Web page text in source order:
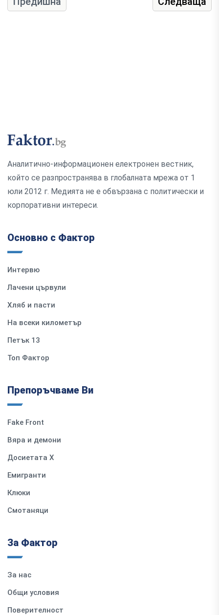
Аналитично-информационен електронен вестник,
който се разпространява в глобалната мрежа от 1
юли 2012 г. Медията не е обвързана с политически и
корпоративни интереси.
Основно с Фактор
Интервю
Лачени цървули
Хляб и пасти
На всеки километър
Петък 13
Топ Фактор
Препоръчваме Ви
Fake Front
Вяра и демони
Досиетата Х
Емигранти
Клюки
Смотаняци
За Фактор
За нас
Общи условия
Поверителност